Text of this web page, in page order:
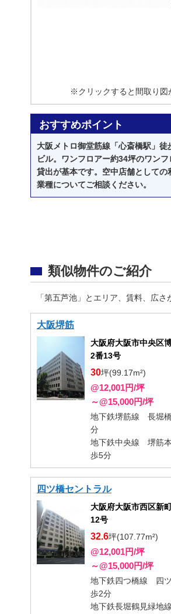
※クリックすると間取り図
おすすめポイント
大阪メトロ御堂筋線「心斎橋駅」徒
ビル。ワンフロアー約34坪のワン
貸出が基本です。空中店舗として
業種についてご相談ください。
類似物件のご紹介
「第五芦池」とエリア、賃料、広
大阪堺筋
大阪府大阪市中央区
2番13号
30坪(99.17m²)
@12,001円/坪
～@15,000円/坪
地下鉄堺筋線 長堀
分
地下鉄中央線 堺筋
歩5分
四ツ橋セントラル
大阪府大阪市西区新
12号
32.6坪(107.77m²)
@12,001円/坪
～@15,000円/坪
地下鉄四つ橋線 四
歩2分
地下鉄長堀鶴見緑地